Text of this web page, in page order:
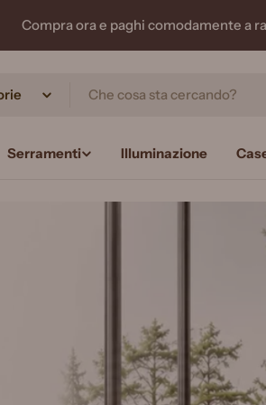
Compra ora e paghi comodamente a
Serramenti Illuminazione